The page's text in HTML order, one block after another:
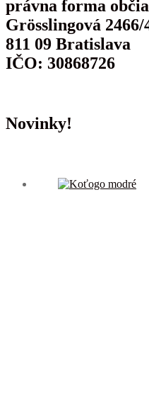
právna forma
Grösslingová 2466/
811 09 Bratislava
IČO: 30868726
Novinky!